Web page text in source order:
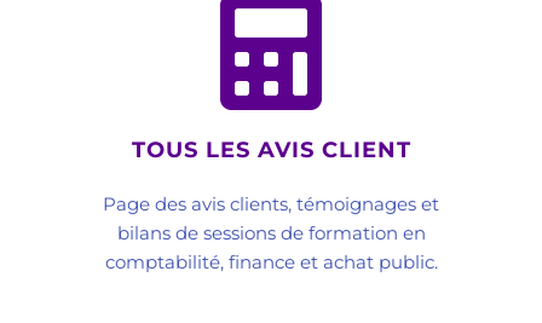
TOUS LES AVIS CLIENT
Page des avis clients, témoignages et
bilans de sessions de formation en
comptabilité, finance et achat public.